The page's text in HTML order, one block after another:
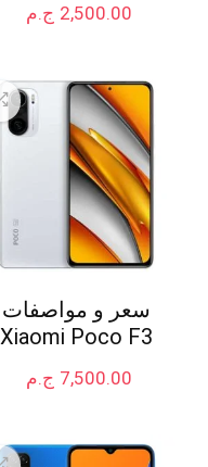
ج.م 2,500.00
سعر و مواصفات
Xiaomi Poco F3
ج.م 7,500.00